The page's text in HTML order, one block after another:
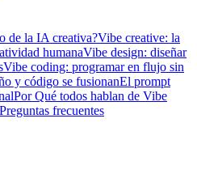
de la IA creativa?Vibe creative: la
humanaVibe design: diseñar
Vibe coding: programar en flujo sin
y código se fusionanEl prompt
Por Qué todos hablan de Vibe
Preguntas frecuentes